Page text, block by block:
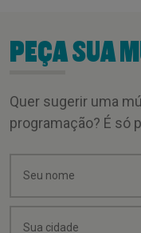
PEÇA SUA
Quer sugerir uma
programação? É só